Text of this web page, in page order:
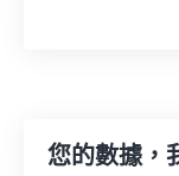
您的數據，